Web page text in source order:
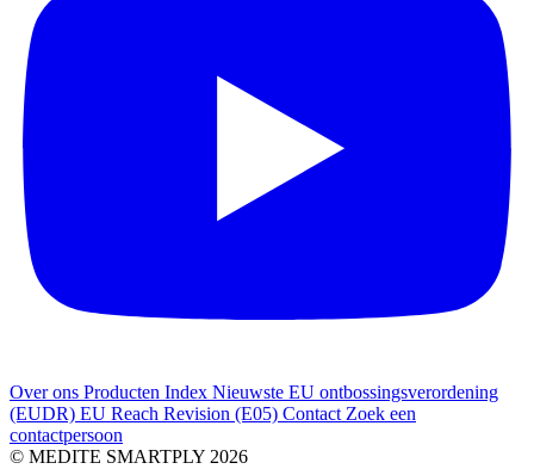
Over ons Producten Index Nieuwste EU ontbossingsverordening
(EUDR) EU Reach Revision (E05) Contact Zoek een
contactpersoon
© MEDITE SMARTPLY 2026